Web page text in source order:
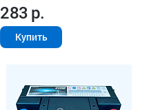
283р.
Купить